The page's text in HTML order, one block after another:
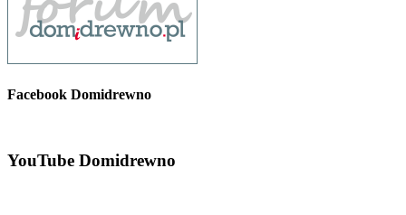
Facebook Domidrewno
YouTube Domidrewno